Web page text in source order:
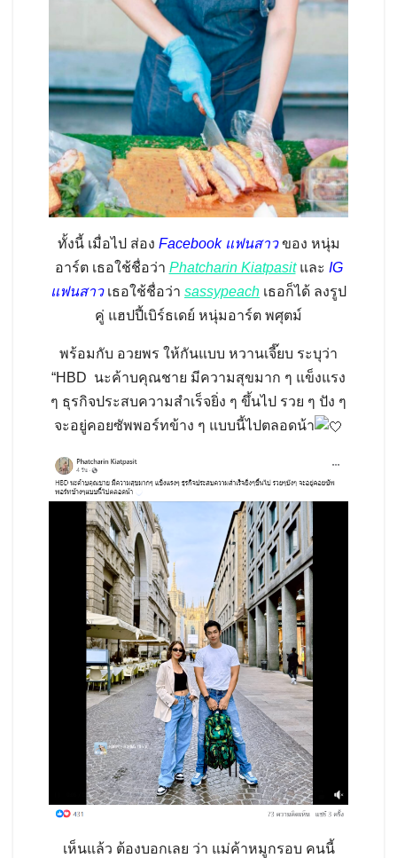
ทั้งนี้ เมื่อไป ส่อง Facebook แฟนสาวของ หนุ่ม
อาร์ต เธอใช้ชื่อว่า Phatcharin Kiatpasitและ IG
แฟนสาวเธอใช้ชื่อว่า sassypeach เธอก็ได้ ลงรูป
คู่ แฮปปี้เบิร์ธเดย์ หนุ่มอาร์ต พศุตม์
พร้อมกับ อวยพร ให้กันแบบ หวานเจี๊ยบ ระบุว่า
“HBD นะค้าบคุณชาย มีความสุขมาก ๆ แข็งแรง
ๆ ธุรกิจประสบความสำเร็จยิ่ง ๆ ขึ้นไป รวย ๆ ปัง ๆ
จะอยู่คอยซัพพอร์ทข้าง ๆ แบบนี้ไปตลอดน้า
เห็นแล้ว ต้องบอกเลย ว่า แม่ค้าหมูกรอบ คนนี้